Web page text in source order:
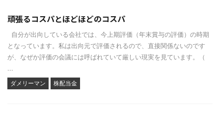
頑張るコスパとほどほどのコスパ
自分が出向している会社では、今上期評価（年末賞与の評価）の時期
となっています。私は出向元で評価されるので、直接関係ないのです
が、なぜか評価の会議には呼ばれていて厳しい現実を見ています。（
...
ダメリーマン 株配当金